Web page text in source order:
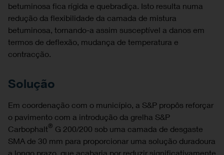
betuminosa fica rígida e quebradiça. Isto resulta numa
redução da flexibilidade da camada de mistura
betuminosa, tornando-a assim susceptível a danos em
termos de deflexão, mudança de temperatura e
contracção.
Solução
Em coordenação com o município, a S&P propôs reforçar
o pavimento com a introdução da grelha S&P
Carbophalt® G 200/200 sob uma camada de desgaste
SMA de 30 mm para proporcionar uma solução duradoura
a longo prazo, que acabaria por reduzir significativamente